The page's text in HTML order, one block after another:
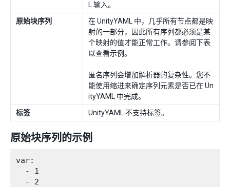
L 输入。
原始块序列
在 UnityYAML 中，几乎所有节点都是映
射的一部分，因此所有序列都必须是某
个映射的值才能正常工作。请参阅下表
以查看示例。
匿名序列会增加解析器的复杂性。您不
能使用缩进来确定序列元素是否已在 Un
ityYAML 中完成。
标签
UnityYAML 不支持标签。
原始块序列的示例
var:
  - 1
  - 2